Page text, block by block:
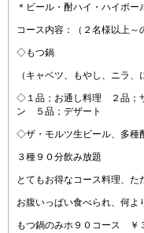
＊ビール・酎ハイ・ハイボー
コース内容：（２名様以上～
◇もつ鍋
（キャベツ、もやし、ニラ
◇１品；お通し料理 ２品；
ン ５品；デザート
◇ザ・モルツ生ビール、多種
３種９０分飲み放題
とてもお得なコース料理、た
お腹いっぱい食べられ、何よ
もつ鍋のみホ９０コース